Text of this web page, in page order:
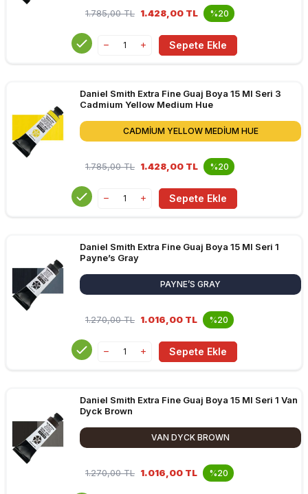
1.785,00TL 1.428,00 TL %20
Sepete Ekle
Daniel Smith Extra Fine Guaj Boya 15 Ml Seri 3
Cadmium Yellow Medium Hue
CADMIUM YELLOW MEDIUM HUE
1.785,00TL 1.428,00 TL %20
Sepete Ekle
Daniel Smith Extra Fine Guaj Boya 15 Ml Seri 1
Payne’s Gray
PAYNE’S GRAY
1.270,00TL 1.016,00 TL %20
Sepete Ekle
Daniel Smith Extra Fine Guaj Boya 15 Ml Seri 1 Van
Dyck Brown
VAN DYCK BROWN
1.270,00TL 1.016,00 TL %20